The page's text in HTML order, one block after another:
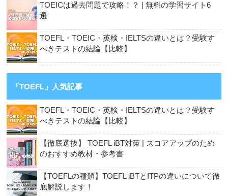
TOEICは過去問題で攻略！？ | 無料の学習サイト6
選
TOEFL・TOEIC・英検・IELTSの違いとは？受験す
べきテストの結論【比較】
「TOEFL」人気記事
TOEFL・TOEIC・英検・IELTSの違いとは？受験す
べきテストの結論【比較】
【徹底選抜】 TOEFL iBT対策 | スコアアップのため
のおすすめ教材・参考書
【TOEFLの種類】TOEFL iBTとITPの違いについて徹
底解説します！